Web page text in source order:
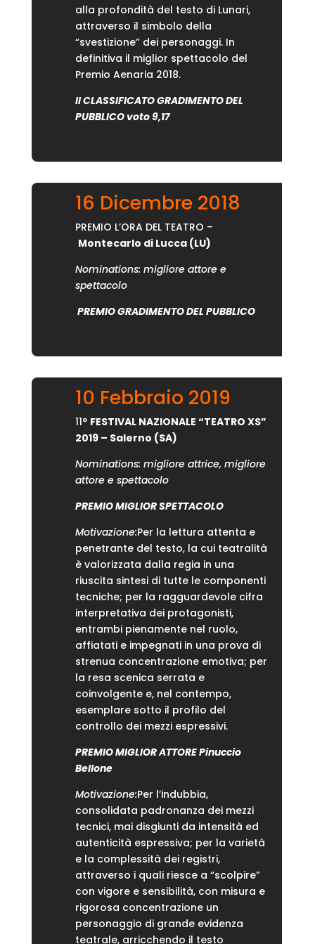
alla profondità del testo di Lunari,
attraverso il simbolo della
“svestizione” dei personaggi. In
definitiva il miglior spettacolo del
Premio Aenaria 2018.
II CLASSIFICATO GRADIMENTO DEL
PUBBLICO voto 9,17
16 Dicembre 2018
PREMIO L’ORA DEL TEATRO –
Montecarlo di Lucca (LU)
Nominations: migliore attore e
spettacolo
PREMIO GRADIMENTO DEL PUBBLICO
10 Febbraio 2019
11° FESTIVAL NAZIONALE “TEATRO XS”
2019 – Salerno (SA)
Nominations: migliore attrice, migliore
attore e spettacolo
PREMIO MIGLIOR SPETTACOLO
Motivazione:Per la lettura attenta e
penetrante del testo, la cui teatralità
è valorizzata dalla regia in una
riuscita sintesi di tutte le componenti
tecniche; per la ragguardevole cifra
interpretativa dei protagonisti,
entrambi pienamente nel ruolo,
affiatati e impegnati in una prova di
strenua concentrazione emotiva; per
la resa scenica serrata e
coinvolgente e, nel contempo,
esemplare sotto il profilo del
controllo dei mezzi espressivi.
PREMIO MIGLIOR ATTORE Pinuccio
Bellone
Motivazione:Per l’indubbia,
consolidata padronanza dei mezzi
tecnici, mai disgiunti da intensità ed
autenticità espressiva; per la varietà
e la complessità dei registri,
attraverso i quali riesce a “scolpire”
con vigore e sensibilità, con misura e
rigorosa concentrazione un
personaggio di grande evidenza
teatrale, arricchendo il testo